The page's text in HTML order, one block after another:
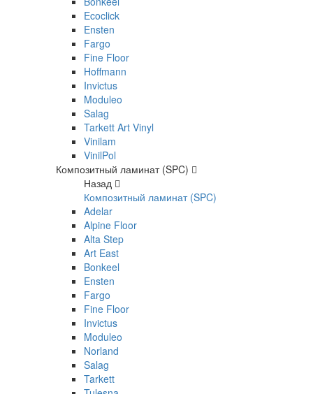
Ecoclick
Ensten
Fargo
Fine Floor
Hoffmann
Invictus
Moduleo
Salag
Tarkett Art Vinyl
Vinilam
VinilPol
Композитный ламинат (SPC)
Назад
Композитный ламинат (SPC)
Adelar
Alpine Floor
Alta Step
Art East
Bonkeel
Ensten
Fargo
Fine Floor
Invictus
Moduleo
Norland
Salag
Tarkett